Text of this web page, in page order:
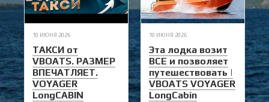
10 ИЮНЯ 2026
ТАКСИ от
VBOATS. РАЗМЕР
ВПЕЧАТЛЯЕТ.
VOYAGER
LongCABIN
10 ИЮНЯ 2026
Эта лодка возит
ВСЕ и позволяет
путешествовать |
VBOATS VOYAGER
LongCabin